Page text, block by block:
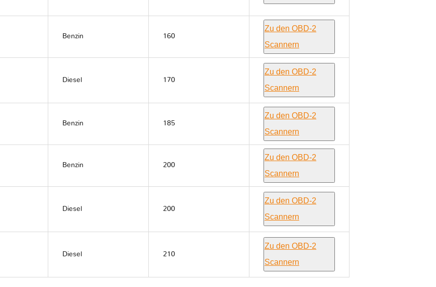
Benzin 160
Zu den OBD-2
Scannern
Diesel 170
Zu den OBD-2
Scannern
Benzin 185
Zu den OBD-2
Scannern
Benzin 200
Zu den OBD-2
Scannern
Diesel 200
Zu den OBD-2
Scannern
Diesel 210
Zu den OBD-2
Scannern